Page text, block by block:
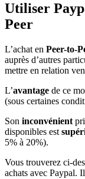
Utiliser
Peer
L’achat en Peer-to-
auprès d’autres
mettre en relation
L’avantage de ce
(sous certaines
Son inconvénient
disponibles est
5% à 20%).
Vous trouverez ci-
achats avec Paypal.